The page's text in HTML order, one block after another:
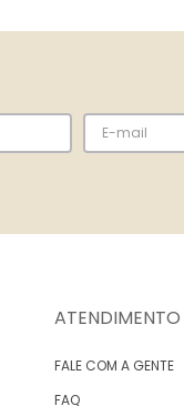
ATENDIMENTO
FALE COM A GENTE
FAQ